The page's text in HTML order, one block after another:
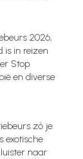
2026,
is in reizen
Stop
en diverse
zó je
exotische
naar